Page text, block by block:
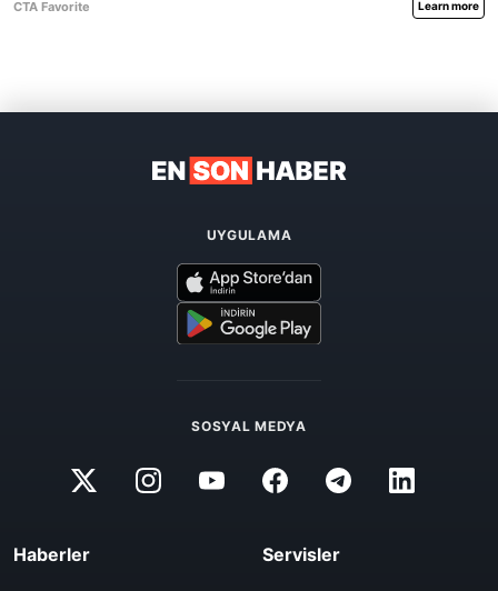
UYGULAMA
SOSYAL MEDYA
Haberler Servisler